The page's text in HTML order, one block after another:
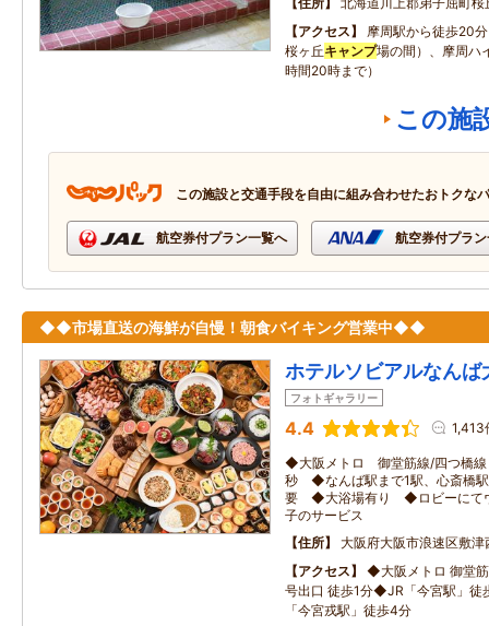
アクセス
摩周駅から徒歩20
桜ヶ丘キャンプ場の間）、摩周ハ
時間20時まで）
この施
この施設と交通手段を自由に組み合わせたおトクな
航空券付プラン一覧へ 航空券付プラ
◆◆市場直送の海鮮が自慢！朝食バイキング営業中◆◆
ホテルソビアルなんば
フォトギャラリー
4.4 1,413
◆大阪メトロ 御堂筋線/四つ橋線
秒 ◆なんば駅まで1駅、心斎橋駅
要 ◆大浴場有り ◆ロビーにてウ
子のサービス
住所
大阪府大阪市浪速区敷
アクセス
◆大阪メトロ 御堂
号出口 徒歩1分◆JR「今宮駅」
「今宮戎駅」徒歩4分